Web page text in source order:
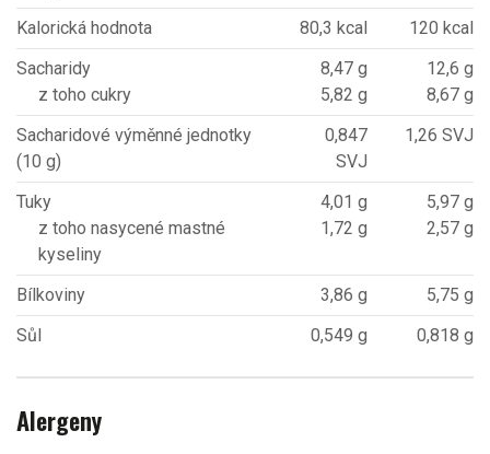
Kalorická hodnota
80,3 kcal
120 kcal
Sacharidy
z toho cukry
8,47 g
5,82 g
12,6 g
8,67 g
Sacharidové výměnné jednotky
(10 g)
0,847
SVJ
1,26 SVJ
Tuky
z toho nasycené mastné
kyseliny
4,01 g
1,72 g
5,97 g
2,57 g
Bílkoviny 3,86 g
5,75 g
Sůl
0,549 g 0,818 g
Alergeny